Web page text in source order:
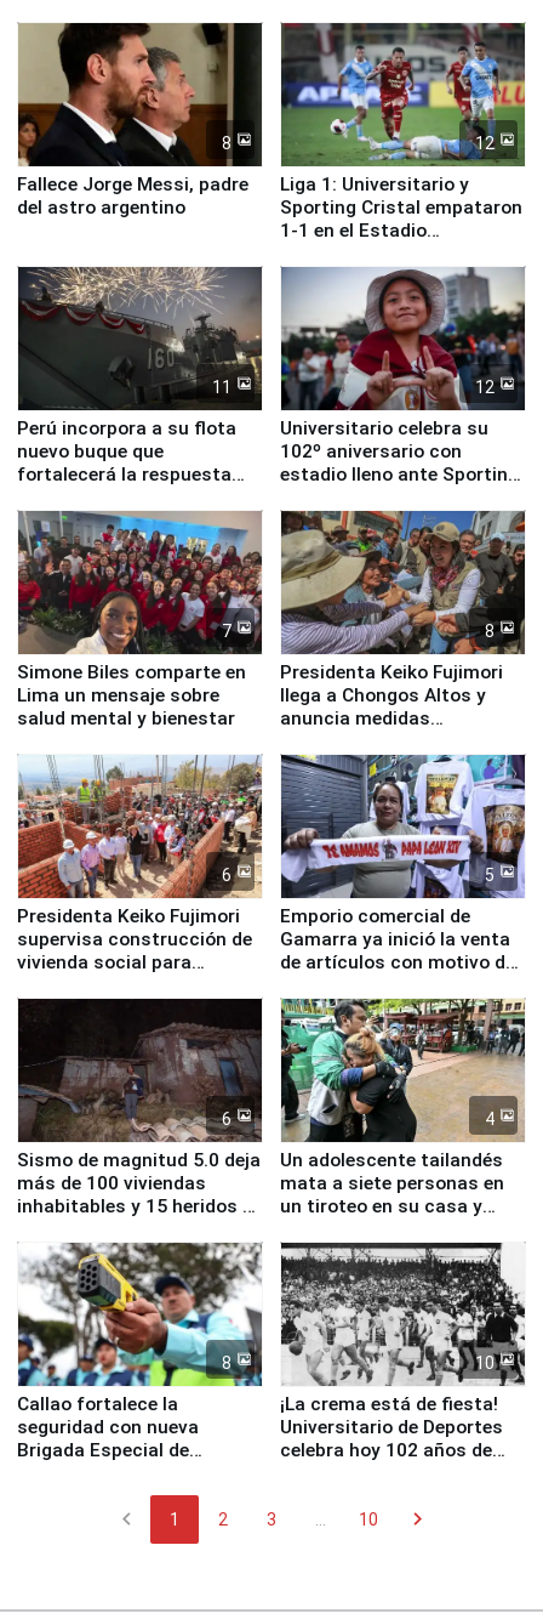
8
Fallece Jorge Messi, padre
del astro argentino
12
Liga 1: Universitario y
Sporting Cristal empataron
1-1 en el Estadio
11
Perú incorpora a su flota
nuevo buque que
fortalecerá la respuesta
12
Universitario celebra su
102º aniversario con
estadio lleno ante Sporting
7
Simone Biles comparte en
Lima un mensaje sobre
salud mental y bienestar
8
Presidenta Keiko Fujimori
llega a Chongos Altos y
anuncia medidas
educación, salud y empleo
6
Presidenta Keiko Fujimori
supervisa construcción de
vivienda social para
5
Emporio comercial de
Gamarra ya inició la venta
de artículos con motivo de
6
Sismo de magnitud 5.0 deja
más de 100 viviendas
inhabitables y 15 heridos en
4
Un adolescente tailandés
mata a siete personas en
un tiroteo en su casa y
8
Callao fortalece la
seguridad con nueva
Brigada Especial de
equipamiento para
10
¡La crema está de fiesta!
Universitario de Deportes
celebra hoy 102 años de
chevron_left 1 2 3 ... 10 chevron_right